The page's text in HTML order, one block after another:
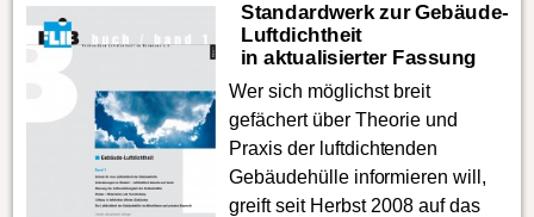
Standardwerk zur Gebäude-
Luftdichtheit
in aktualisierter Fassung
Wer sich möglichst breit
gefächert über Theorie und
Praxis der luftdichtenden
Gebäudehülle informieren will,
greift seit Herbst 2008 auf das